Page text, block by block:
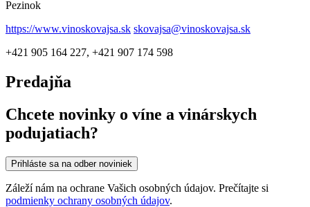
Pezinok
https://www.vinoskovajsa.sk skovajsa@vinoskovajsa.sk
+421 905 164 227, +421 907 174 598
Predajňa
Chcete novinky o víne a vinárskych
podujatiach?
Prihláste sa na odber noviniek
Záleží nám na ochrane Vašich osobných údajov. Prečítajte si
podmienky ochrany osobných údajov.